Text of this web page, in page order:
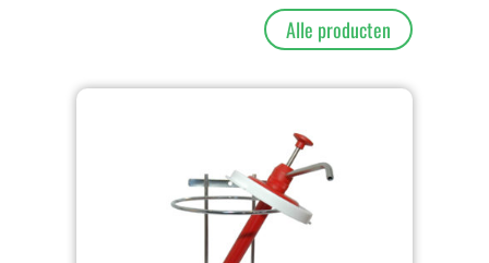
Alle producten